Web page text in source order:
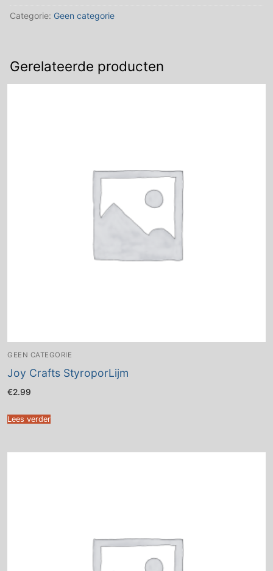
Categorie: Geen categorie
Gerelateerde producten
GEEN CATEGORIE
Joy Crafts StyroporLijm
€2.99
Lees verder